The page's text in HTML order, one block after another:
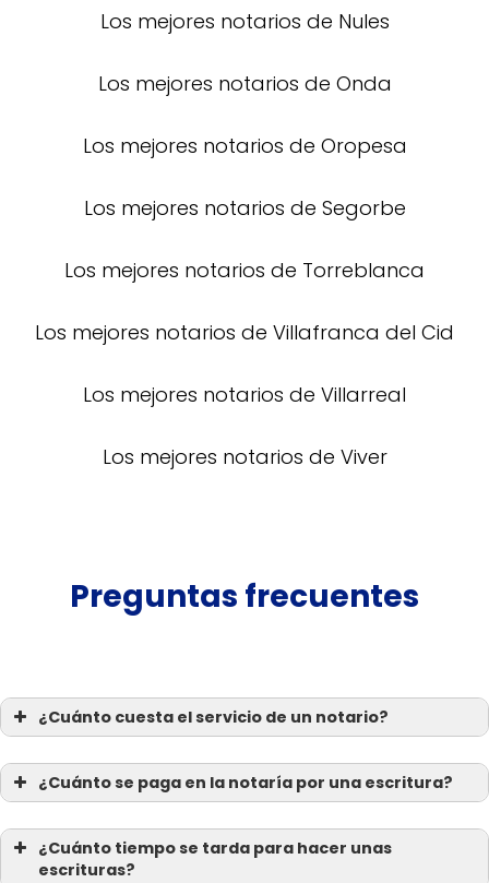
Los mejores notarios de Nules
Los mejores notarios de Onda
Los mejores notarios de Oropesa
Los mejores notarios de Segorbe
Los mejores notarios de Torreblanca
Los mejores notarios de Villafranca del Cid
Los mejores notarios de Villarreal
Los mejores notarios de Viver
Preguntas frecuentes
¿Cuánto cuesta el servicio de un notario?
¿Cuánto se paga en la notaría por una escritura?
¿Cuánto tiempo se tarda para hacer unas
escrituras?